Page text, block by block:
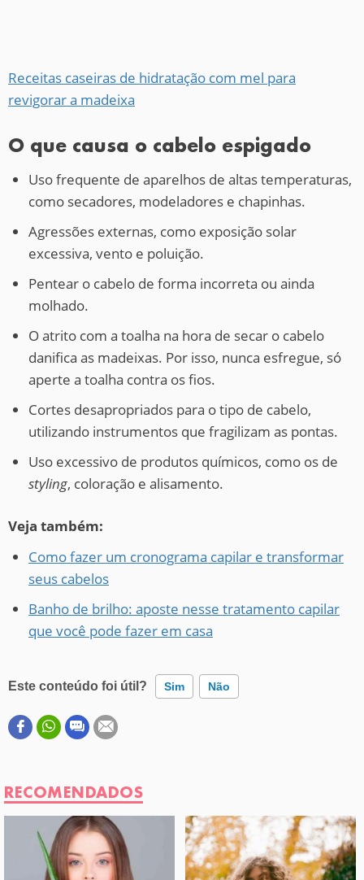
Receitas caseiras de hidratação com mel para
revigorar a madeixa
O que causa o cabelo espigado
Uso frequente de aparelhos de altas temperaturas,
como secadores, modeladores e chapinhas.
Agressões externas, como exposição solar
excessiva, vento e poluição.
Pentear o cabelo de forma incorreta ou ainda
molhado.
O atrito com a toalha na hora de secar o cabelo
danifica as madeixas. Por isso, nunca esfregue, só
aperte a toalha contra os fios.
Cortes desapropriados para o tipo de cabelo,
utilizando instrumentos que fragilizam as pontas.
Uso excessivo de produtos químicos, como os de
styling, coloração e alisamento.
Veja também:
Como fazer um cronograma capilar e transformar
seus cabelos
Banho de brilho: aposte nesse tratamento capilar
que você pode fazer em casa
Este conteúdo foi útil? Sim Não
Este conteúdo contém informação incorreta
Outro
RECOMENDADOS